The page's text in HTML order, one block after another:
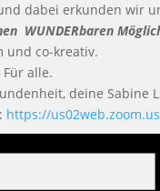
dabei erkunden wir
WUNDERbaren
und co-kreativ.
alle.
deine Sabine
https://